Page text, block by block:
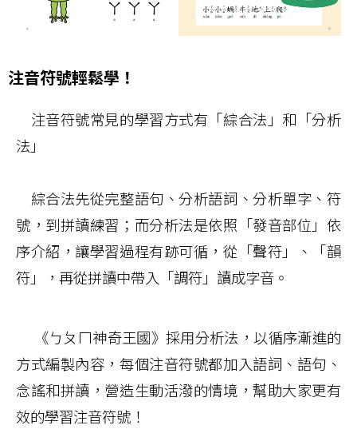
注音符號輕鬆學！
注音符號常見的學習方式有「綜合法」和「分析
法」
綜合法先從完整語句、分析語詞、分析單字、符
號，到拼讀練習；而分析法是依照「發音部位」依
序介紹，讓學習過程有跡可循，從「聲符」、「韻
符」，再從拼讀中帶入「調符」讀成字音。
《ㄅㄆㄇ神奇王國》採用分析法，以循序漸進的
方式編製內容，每個注音符號都加入語詞、語句、
念謠和拼讀，營造生動活潑的情境，幫助大家更有
效的學習注音符號！